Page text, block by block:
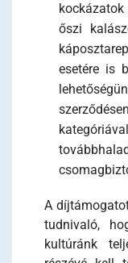
őszi
esetére is
A
tudnivaló,
kultúránk